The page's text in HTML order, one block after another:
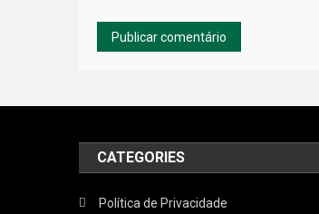
CATEGORIES
Política de Privacidade